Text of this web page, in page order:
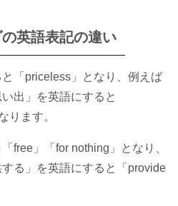
英語表記の違い
「priceless」となり、例えば
出」を英語にすると
ります。
free」「for nothing」となり、
る」を英語にすると「provide